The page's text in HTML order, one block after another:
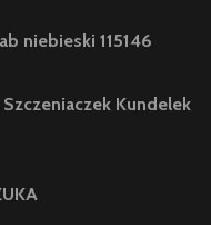
niebieski 115146
Kundelek